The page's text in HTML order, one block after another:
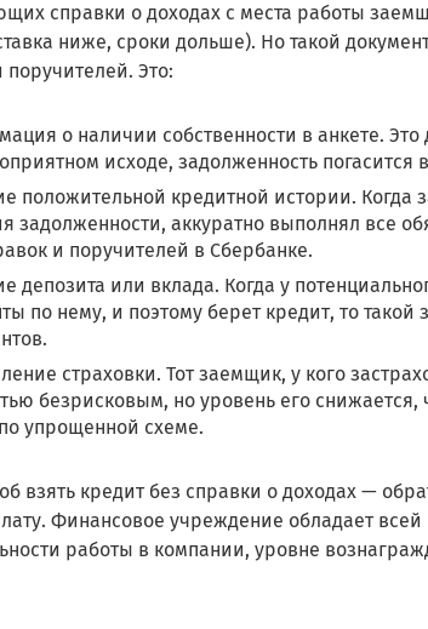
справки о доходах с места работы
ниже, сроки дольше). Но такой
поручителей. Это:
о наличии собственности в анкете. Это
исходе, задолженность
положительной кредитной истории. Когда
задолженности, аккуратно выполнял все
и поручителей в Сбербанке.
депозита или вклада. Когда у
по нему, и поэтому берет кредит, то
страховки. Тот заемщик, у кого
безрисковым, но уровень его
упрощенной схеме.
взять кредит без справки о доходах —
Финансовое учреждение обладает
работы в компании, уровне